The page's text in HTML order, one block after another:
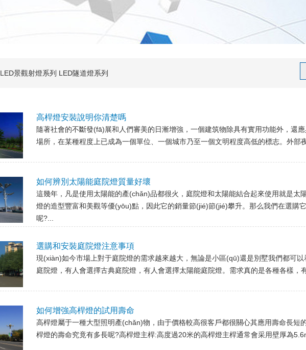
LED景觀射燈系列 LED隧道燈系列
高桿燈安裝說明你清楚嗎
隨著社會的不斷發(fā)展和人們審美的日漸增強，一個建筑物除具有實用功能外，還
場所，在某種程度上已成為一個單位、一個城市乃至一個文明程度高低的標志。外
如何辨別太陽能庭院燈質量好壞
這幾年，凡是使用太陽能的產(chǎn)品都很火，庭院燈和太陽能結合起來使用就是太
燈的造型豐富和美觀等優(yōu)點，因此它的銷量節(jié)節(jié)攀升。那么我們在選購
呢?...
選購和安裝庭院燈注意事項
現(xiàn)如今市場上對于庭院燈的需求越來越大，無論是小區(qū)還是別墅我們都可以看
庭院燈，有人會選擇古典庭院燈，有人會選擇太陽能庭院燈。需求真的是各種各樣
如何增強高桿燈的試用壽命
高桿燈屬于一種大型照明產(chǎn)物，由于價格較高很客戶都很關心其應用壽命長
桿燈的壽命究竟有多長呢?高桿燈主桿:高度過20米的高桿燈主桿通常會采用壁厚為